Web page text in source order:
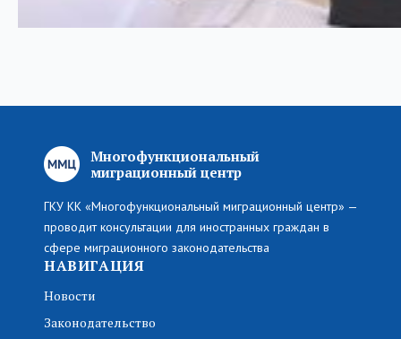
Многофункциональный
миграционный центр
ГКУ КК «Многофункциональный миграционный центр» —
проводит консультации для иностранных граждан в
сфере миграционного законодательства
НАВИГАЦИЯ
Новости
Законодательство